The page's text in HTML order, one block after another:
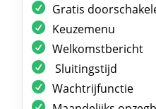
Gratis
Keuzemenu
Welkomstbericht
Sluitingstijd
Wachtrijfunctie